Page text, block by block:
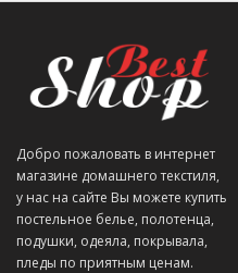
Добро пожаловать в интернет
магазине домашнего текстиля,
у нас на сайте Вы можете купить
постельное белье, полотенца,
подушки, одеяла, покрывала,
пледы по приятным ценам.